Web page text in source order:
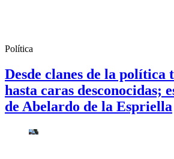
Política
Desde clanes de la política
hasta caras desconocidas;
de Abelardo de la Espriella